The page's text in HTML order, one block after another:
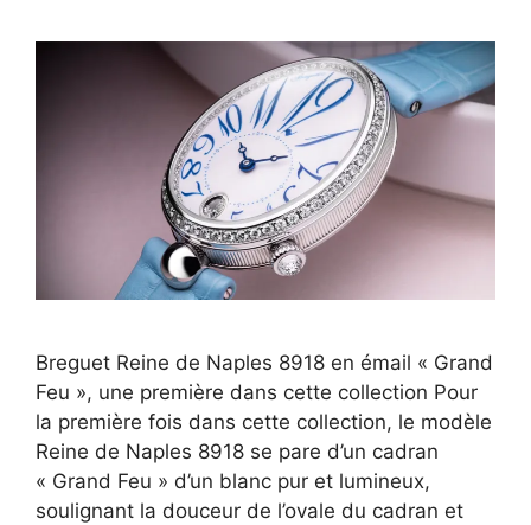
Breguet Reine de Naples 8918 en émail « Grand
Feu », une première dans cette collection Pour
la première fois dans cette collection, le modèle
Reine de Naples 8918 se pare d’un cadran
« Grand Feu » d’un blanc pur et lumineux,
soulignant la douceur de l’ovale du cadran et